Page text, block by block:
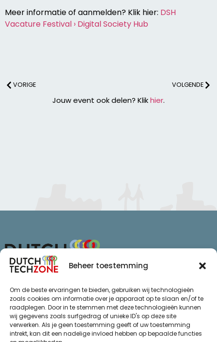
Beheer toestemming
Om de beste ervaringen te bieden, gebruiken wij technologieën
zoals cookies om informatie over je apparaat op te slaan en/of te
raadplegen. Door in te stemmen met deze technologieën kunnen
wij gegevens zoals surfgedrag of unieke ID's op deze site
verwerken. Als je geen toestemming geeft of uw toestemming
intrekt, kan dit een nadelige invloed hebben op bepaalde functies
Meer informatie of aanmelden? Klik hier: DSH
Vacature Festival › Digital Society Hub
VORIGE VOLGENDE
Jouw event ook delen? Klikhier.
7811 KL Emmen
+31 (0)85 065 72 47
info@dutchtechzone.nl
Ga naar .